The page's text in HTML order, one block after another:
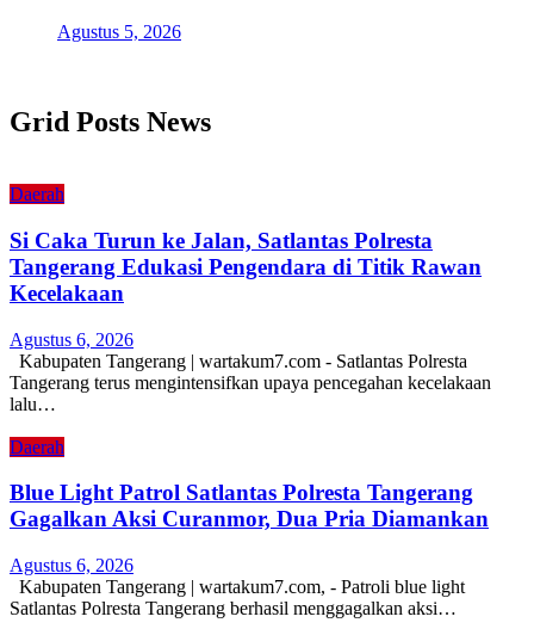
Agustus 5, 2026
Grid Posts News
Daerah
Si Caka Turun ke Jalan, Satlantas Polresta
Tangerang Edukasi Pengendara di Titik Rawan
Kecelakaan
Agustus 6, 2026
Kabupaten Tangerang | wartakum7.com - Satlantas Polresta
Tangerang terus mengintensifkan upaya pencegahan kecelakaan
lalu…
Daerah
Blue Light Patrol Satlantas Polresta Tangerang
Gagalkan Aksi Curanmor, Dua Pria Diamankan
Agustus 6, 2026
Kabupaten Tangerang | wartakum7.com, - Patroli blue light
Satlantas Polresta Tangerang berhasil menggagalkan aksi…